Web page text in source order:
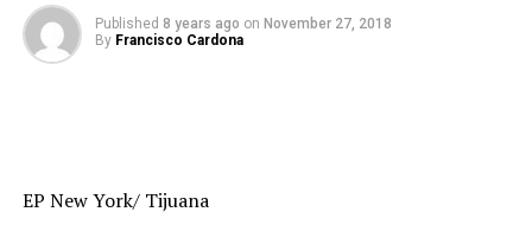
Published 8 years ago on November 27, 2018
By Francisco Cardona
EP New York/ Tijuana